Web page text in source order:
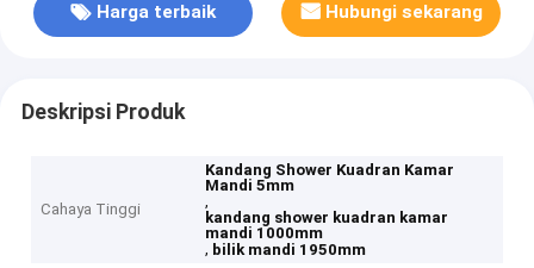
Harga terbaik Hubungi sekarang
Deskripsi Produk
Cahaya Tinggi
Kandang Shower Kuadran Kamar
Mandi 5mm
,
kandang shower kuadran kamar
mandi 1000mm
, bilik mandi 1950mm